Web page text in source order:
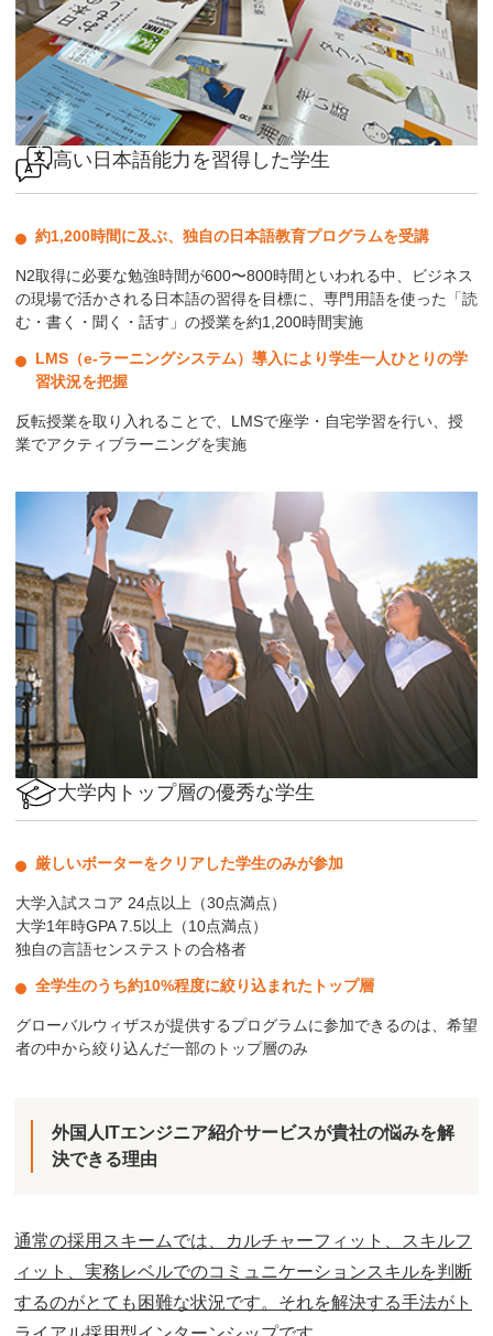
高い日本語能力を習得した学生
約1,200時間に及ぶ、独自の日本語教育プログラムを受講
N2取得に必要な勉強時間が600〜800時間といわれる中、ビジネス
の現場で活かされる日本語の習得を目標に、専門用語を使った「読
む・書く・聞く・話す」の授業を約1,200時間実施
LMS（e-ラーニングシステム）導入により学生一人ひとりの学
習状況を把握
反転授業を取り入れることで、LMSで座学・自宅学習を行い、授
業でアクティブラーニングを実施
大学内トップ層の優秀な学生
厳しいボーターをクリアした学生のみが参加
大学入試スコア 24点以上（30点満点）
大学1年時GPA 7.5以上（10点満点）
独自の言語センステストの合格者
全学生のうち約10%程度に絞り込まれたトップ層
グローバルウィザスが提供するプログラムに参加できるのは、希望
者の中から絞り込んだ一部のトップ層のみ
外国人ITエンジニア紹介サービスが貴社の悩みを解
決できる理由
通常の採用スキームでは、カルチャーフィット、スキルフ
ィット、実務レベルでのコミュニケーションスキルを判断
するのがとても困難な状況です。それを解決する手法がト